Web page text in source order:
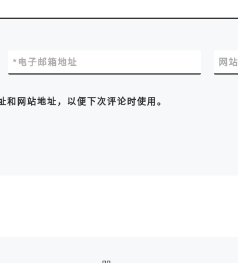
电子邮箱地址
* 网
网站地址，以便下次评论时使用。